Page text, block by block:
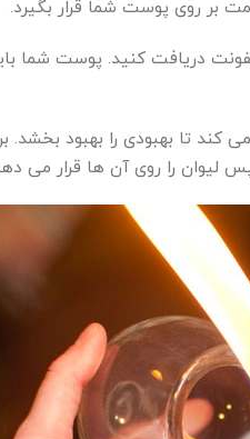
کند تا بهبودی را بهبود بخشد.
لیوان را روی آن ها قرار می